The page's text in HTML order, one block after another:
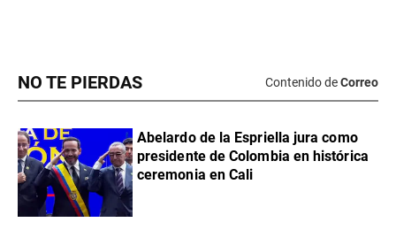
NO TE PIERDAS Contenido deCorreo
Abelardo de la Espriella jura como
presidente de Colombia en histórica
ceremonia en Cali